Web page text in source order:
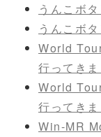
うんこボ
うんこボ
World
行ってき
World
行ってき
Win-MR